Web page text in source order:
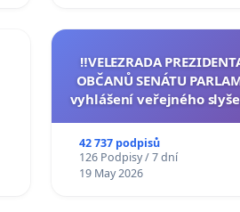
‼️VELEZRADA
OBČANŮ SENÁTU
vyhlášení veřejného
na přijetí usnesení k
žaloby na prezidenta
42 737 podpisů
126 Podpisy / 7 dní
19 May 2026